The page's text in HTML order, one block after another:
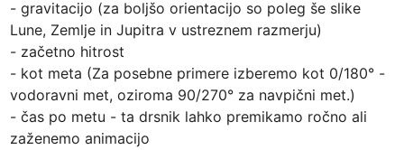
- gravitacijo (za boljšo orientacijo so poleg še slike
Lune, Zemlje in Jupitra v ustreznem razmerju)
- začetno hitrost
- kot meta (Za posebne primere izberemo kot 0/180° -
vodoravni met, oziroma 90/270° za navpični met.)
- čas po metu - ta drsnik lahko premikamo ročno ali
zaženemo animacijo